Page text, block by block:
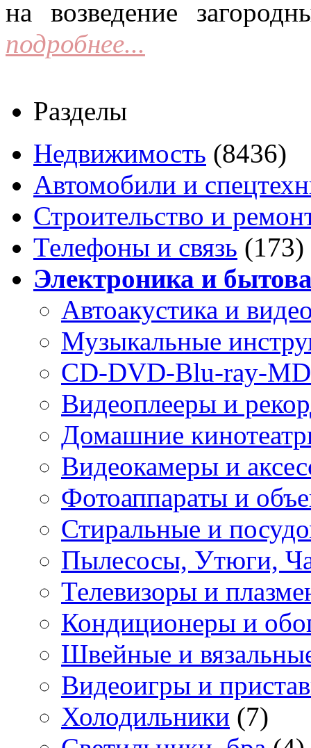
на возведение
подробнее...
Разделы
Недвижимость (8436)
Автомобили и
Строительство и
Телефоны и связь (173)
Электроника и
Автоакустика и
Музыкальные
CD-DVD-Blu-ray-
Видеоплееры и
Домашние
Видеокамеры и
Фотоаппараты и
Стиральные и
Пылесосы, Утюги,
Телевизоры и
Кондиционеры и
Швейные и
Видеоигры и
Холодильники (7)